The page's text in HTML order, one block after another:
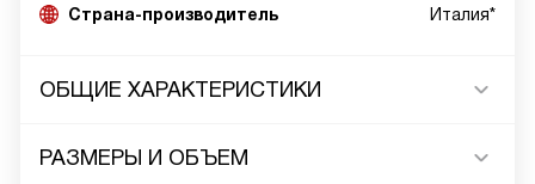
Страна-производитель Италия*
ОБЩИЕ ХАРАКТЕРИСТИКИ
РАЗМЕРЫ И ОБЪЕМ